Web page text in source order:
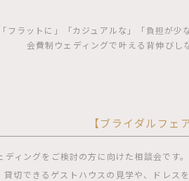
フラットに」「カジュアルな」「負担が少
会費制ウェディングで叶える背伸びし
【ブライダルフェ
ディングをご検討の方に向けた相談会です
切できるゲストハウスの見学や、ドレス